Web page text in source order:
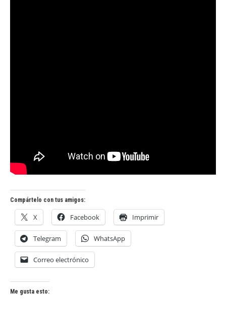
Compártelo con tus amigos:
X Facebook Imprimir
Telegram WhatsApp
Correo electrónico
Me gusta esto: